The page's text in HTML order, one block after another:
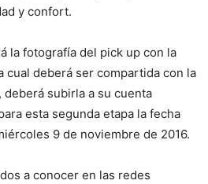
y confort.
la fotografía del pick up con la
cual deberá ser compartida con la
deberá subirla a su cuenta
esta segunda etapa la fecha
9 de noviembre de 2016.
a conocer en las redes